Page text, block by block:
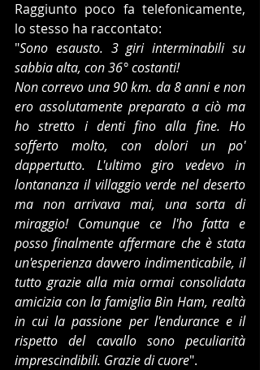
Raggiunto poco fa telefonicamente,
lo stesso ha raccontato:
"Sono esausto. 3 giri interminabili su
sabbia alta, con 36° costanti!
Non correvo una 90 km. da 8 anni e non
ero assolutamente preparato a ciò ma
ho stretto i denti fino alla fine. Ho
sofferto molto, con dolori un po'
dappertutto. L'ultimo giro vedevo in
lontananza il villaggio verde nel deserto
ma non arrivava mai, una sorta di
miraggio! Comunque ce l'ho fatta e
posso finalmente affermare che è stata
un'esperienza davvero indimenticabile, il
tutto grazie alla mia ormai consolidata
amicizia con la famiglia Bin Ham, realtà
in cui la passione per l'endurance e il
rispetto del cavallo sono peculiarità
imprescindibili. Grazie di cuore".